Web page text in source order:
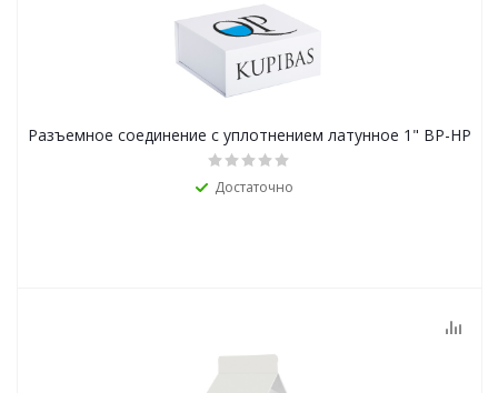
Разъемное соединение с уплотнением латунное 1" ВР-НР
Достаточно